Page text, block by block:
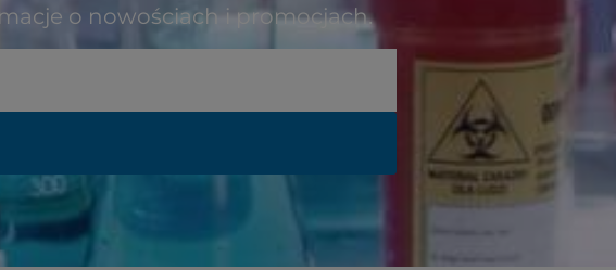
o nowościach i promocjach.